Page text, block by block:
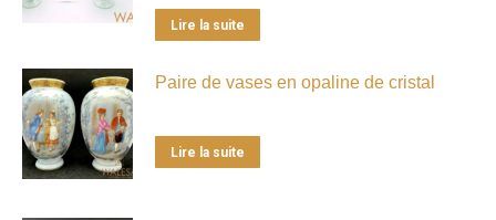
Lire la suite
Paire de vases en opaline de cristal
Lire la suite